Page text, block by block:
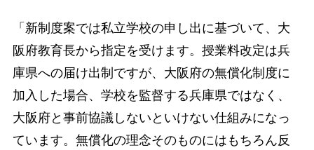
「新制度案では私立学校の申し出に基づいて、大
阪府教育長から指定を受けます。授業料改定は兵
庫県への届け出制ですが、大阪府の無償化制度に
加入した場合、学校を監督する兵庫県ではなく、
大阪府と事前協議しないといけない仕組みになっ
ています。無償化の理念そのものにはもちろん反